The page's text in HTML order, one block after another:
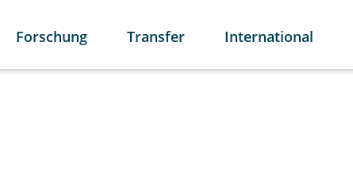
Forschung Transfer International